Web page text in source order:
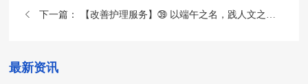
下一篇：
最新资讯